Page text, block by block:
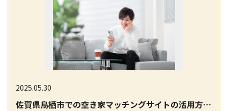
2025.05.30
佐賀県鳥栖市での空き家マッチングサイトの活用方法とは？